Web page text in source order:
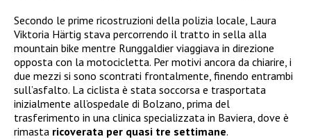
Secondo le prime ricostruzioni della polizia locale, Laura
Viktoria Härtig stava percorrendo il tratto in sella alla
mountain bike mentre Runggaldier viaggiava in direzione
opposta con la motocicletta. Per motivi ancora da chiarire, i
due mezzi si sono scontrati frontalmente, finendo entrambi
sull’asfalto. La ciclista è stata soccorsa e trasportata
inizialmente all’ospedale di Bolzano, prima del
trasferimento in una clinica specializzata in Baviera, dove è
rimasta ricoverata per quasi tre settimane.